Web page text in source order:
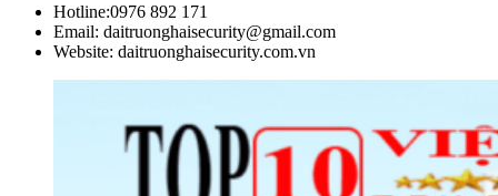
Hotline:0976 892 171
Email: daitruonghaisecurity@gmail.com
Website: daitruonghaisecurity.com.vn